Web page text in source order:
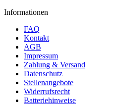
Informationen
FAQ
Kontakt
AGB
Impressum
Zahlung & Versand
Datenschutz
Stellenangebote
Widerrufsrecht
Batteriehinweise